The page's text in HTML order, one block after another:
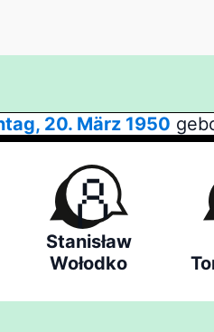
20. März 1950
Stanisław
Wołodko